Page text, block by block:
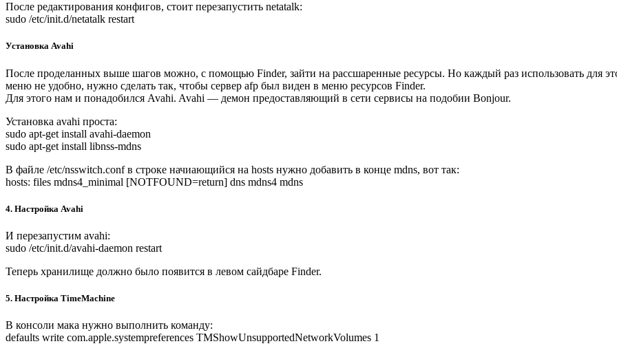
После редактирования конфигов, стоит перезапустить netatalk:
sudo /etc/init.d/netatalk restart
Установка Avahi
После проделанных выше шагов можно, с помощью Finder, зайти на рассшаренные ресурсы. Но каждый раз использовать для
меню не удобно, нужно сделать так, чтобы сервер afp был виден в меню ресурсов Finder.
Для этого нам и понадобился Avahi. Avahi — демон предоставляющий в сети сервисы на подобии Bonjour.
Установка avahi проста:
sudo apt-get install avahi-daemon
sudo apt-get install libnss-mdns
В файле /etc/nsswitch.conf в строке начиающийся на hosts нужно добавить в конце mdns, вот так:
hosts: files mdns4_minimal [NOTFOUND=return] dns mdns4 mdns
4. Настройка Avahi
И перезапустим avahi:
sudo /etc/init.d/avahi-daemon restart
Теперь хранилище должно было появится в левом сайдбаре Finder.
5. Настройка TimeMachine
В консоли мака нужно выполнить команду:
defaults write com.apple.systempreferences TMShowUnsupportedNetworkVolumes 1